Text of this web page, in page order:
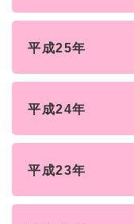
平成25年
平成24年
平成23年